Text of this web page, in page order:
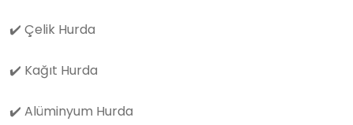
✔️ Çelik Hurda
✔️ Kağıt Hurda
✔️ Alüminyum Hurda